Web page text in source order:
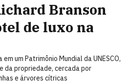
Branson
de luxo na
um Patrimônio Mundial da UNESCO,
da propriedade, cercada por
e árvores cítricas